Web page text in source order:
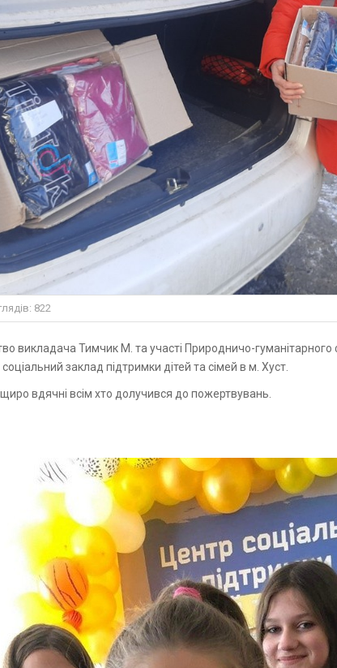
822
заклад підтримки дітей та сімей в м. Хуст.
вдячні всім хто долучився до пожертвувань.